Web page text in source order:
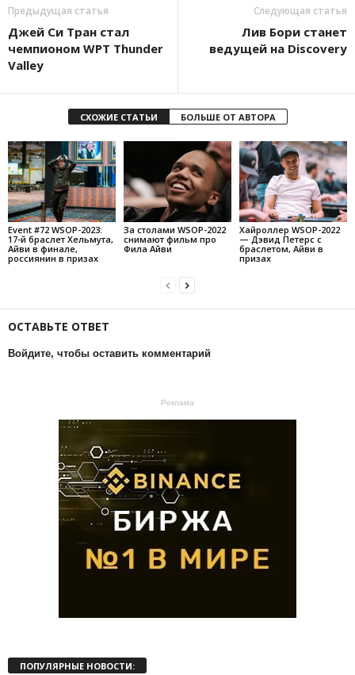
Предыдущая статья
Джей Си Тран стал
чемпионом WPT Thunder
Valley
Следующая статья
Лив Бори станет
ведущей на Discovery
СХОЖИЕ СТАТЬИ БОЛЬШЕ ОТ АВТОРА
Event #72 WSOP-2023:
17-й браслет Хельмута,
Айви в финале,
россиянин в призах
За столами WSOP-2022
снимают фильм про
Фила Айви
Хайроллер WSOP-2022
— Дэвид Петерс с
браслетом, Айви в
призах
ОСТАВЬТЕ ОТВЕТ
Войдите, чтобы оставить комментарий
Реклама
ПОПУЛЯРНЫЕ НОВОСТИ: